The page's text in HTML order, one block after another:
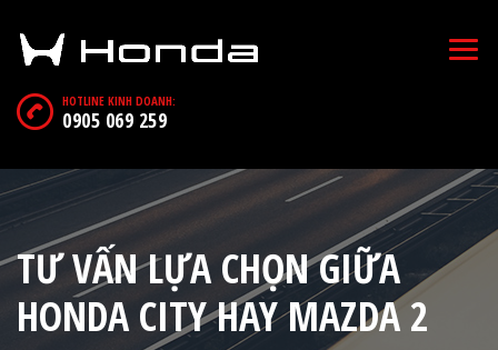
HOTLINE KINH DOANH:
0905 069 259
TƯ VẤN LỰA CHỌN GIỮA
HONDA CITY HAY MAZDA 2